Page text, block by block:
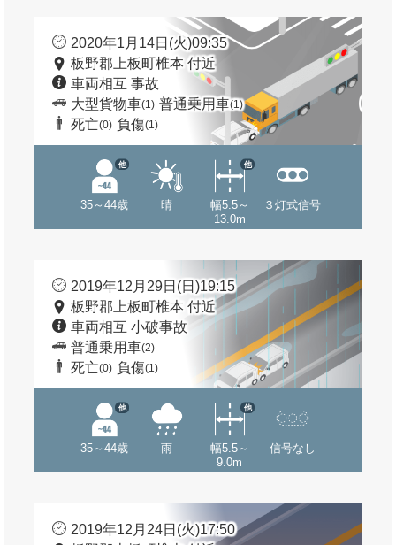
2020年1月14日(火)09:35
板野郡上板町椎本 付近
車両相互 事故
大型貨物車(1) 普通乗用車(1)
死亡(0) 負傷(1)
35～44歳
他
晴
幅5.5～
13.0m
他
３灯式信号
2019年12月29日(日)19:15
板野郡上板町椎本 付近
車両相互 小破事故
普通乗用車(2)
死亡(0) 負傷(1)
35～44歳
他
雨
幅5.5～
9.0m
他
信号なし
2019年12月24日(火)17:50